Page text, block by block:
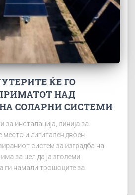
ЌЕ ГО
НАД
СОЛАРНИ СИСТЕМИ
за инсталација, линија за
и дигитален двоен
систем за изградба на
за цел да ја зголеми
ги намали трошоците за